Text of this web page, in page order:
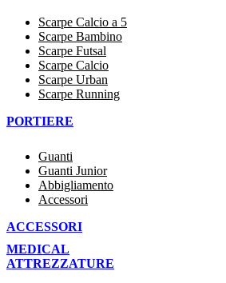
Scarpe Calcio a 5
Scarpe Bambino
Scarpe Futsal
Scarpe Calcio
Scarpe Urban
Scarpe Running
PORTIERE
Guanti
Guanti Junior
Abbigliamento
Accessori
ACCESSORI
MEDICAL
ATTREZZATURE